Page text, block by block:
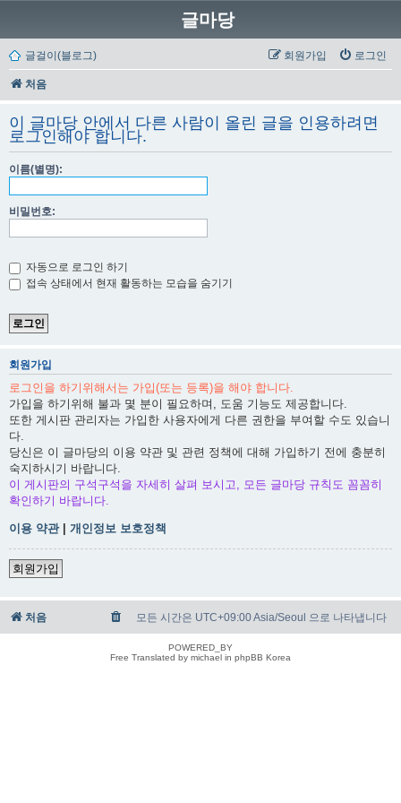
글마당
글걸이(블로그) 로그인
회원가입
처음
이 글마당 안에서 다른 사람이 올린 글을 인용하려면
로그인해야 합니다.
이름(별명):
비밀번호:
자동으로 로그인 하기
접속 상태에서 현재 활동하는 모습을 숨기기
회원가입
로그인을 하기위해서는 가입(또는 등록)을 해야 합니다.
가입을 하기위해 불과 몇 분이 필요하며, 도움 기능도 제공합니다.
또한 게시판 관리자는 가입한 사용자에게 다른 권한을 부여할 수도 있습니
다.
당신은 이 글마당의 이용 약관 및 관련 정책에 대해 가입하기 전에 충분히
숙지하시기 바랍니다.
이 게시판의 구석구석을 자세히 살펴 보시고, 모든 글마당 규칙도 꼼꼼히
확인하기 바랍니다.
이용 약관| 개인정보 보호정책
회원가입
처음 모든 시간은 UTC+09:00 Asia/Seoul 으로 나타냅니다
POWERED_BY
Free Translated by michael in phpBB Korea